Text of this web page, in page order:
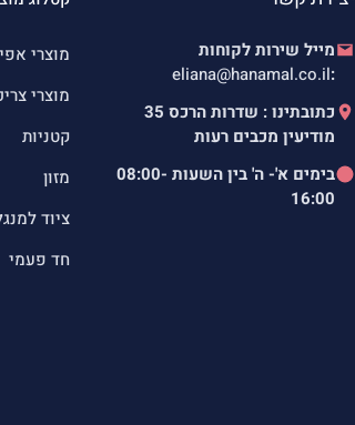
מייל שירות לקוחות
:
eliana@hanamal.co.il
כתובתינו : שדרות הרכס 35
מודיעין מכבים רעות
בימים א'- ה' בין השעות 08:00-
16:00
מוצרי
מוצרי
קטניות
מזון
ציוד
חד פעמי